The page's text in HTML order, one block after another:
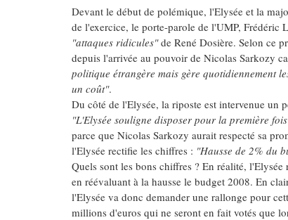
Devant le début de polémique, l'Elysée et la
de l'exercice, le porte-parole de l'UMP, Frédéric
"attaques ridicules"de René Dosière. Selon ce
depuis l'arrivée au pouvoir de Nicolas Sarkozy
politique étrangère mais gère quotidiennement
un coût".
Du côté de l'Elysée, la riposte est intervenue un
"L'Elysée souligne disposer pour la première
parce que Nicolas Sarkozy aurait respecté sa
l'Elysée rectifie les chiffres : "Hausse de 2% du
Quels sont les bons chiffres ? En réalité,
en réévaluant à la hausse le budget 2008. En
l'Elysée va donc demander une rallonge pour
millions d'euros qui ne seront en fait votés que